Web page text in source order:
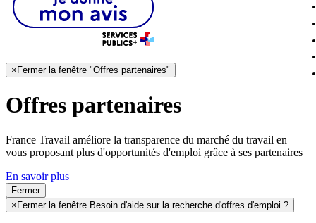
× Fermer la fenêtre "Offres partenaires"
Offres partenaires
France Travail améliore la transparence du marché du travail en
vous proposant plus d'opportunités d'emploi grâce à ses partenaires
En savoir plus
Fermer
× Fermer la fenêtre Besoin d'aide sur la recherche d'offres d'emploi ?